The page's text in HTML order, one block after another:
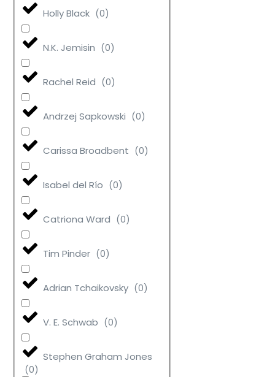
Holly Black (0)
N.K. Jemisin (0)
Rachel Reid (0)
Andrzej Sapkowski (0)
Carissa Broadbent (0)
Isabel del Río (0)
Catriona Ward (0)
Tim Pinder (0)
Adrian Tchaikovsky (0)
V. E. Schwab (0)
Stephen Graham Jones
(0)